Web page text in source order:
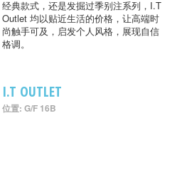
经典款式，还是发掘过季别注系列，I.T
Outlet 均以贴近生活的价格，让高端时
尚触手可及，启发个人风格，展现自信
格调。
I.T OUTLET
位置: G/F 16B